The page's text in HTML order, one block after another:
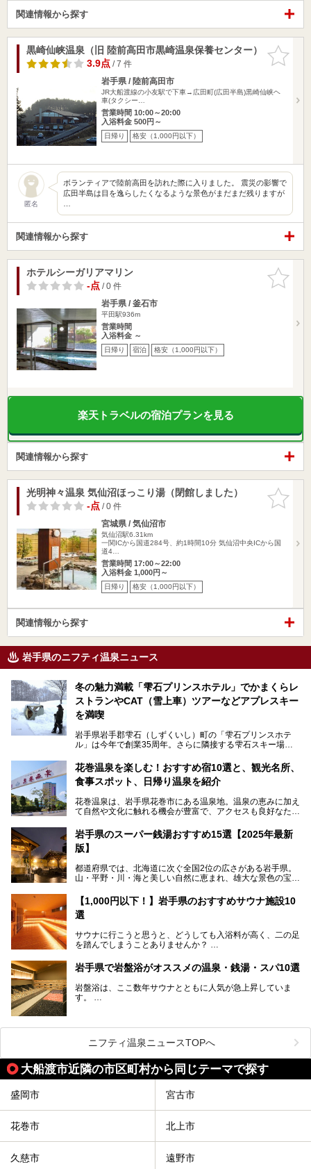
関連情報から探す
お気に入
りに追加
黒崎仙峡温泉（旧 陸前高田市黒崎温泉保養センター）
3.9点/ 7 件
岩手県 / 陸前高田市
JR大船渡線の小友駅で下車→広田町(広田半島)黒崎仙峡ヘ
車(タクシー…
営業時間 10:00～20:00
入浴料金 500円～
日帰り 格安（1,000円以下）
匿名
ボランティアで陸前高田を訪れた際に入りました。 震災の影響で
広田半島は目を逸らしたくなるような景色がまだまだ残りますが
関連情報から探す
お気に入
りに追加
ホテルシーガリアマリン
-点/ 0 件
岩手県 / 釜石市
平田駅936m
営業時間
入浴料金 ～
日帰り 宿泊 格安（1,000円以下）
楽天トラベルの宿泊プランを見る
関連情報から探す
お気に入
りに追加
光明神々温泉 気仙沼ほっこり湯（閉館しました）
-点/ 0 件
宮城県 / 気仙沼市
気仙沼駅6.31km
一関ICから国道284号、約1時間10分 気仙沼中央ICから国
道4…
営業時間 17:00～22:00
入浴料金 1,000円～
日帰り 格安（1,000円以下）
関連情報から探す
岩手県のニフティ温泉ニュース
冬の魅力満載「雫石プリンスホテル」でかまくらレ
ストランやCAT（雪上車）ツアーなどアプレスキー
を満喫
岩手県岩手郡雫石（しずくいし）町の「雫石プリンスホテ
ル」は今年で創業35周年。さらに隣接する雫石スキー場は
の後"）の充実をはかり、テーマをSNOW（雪）＋NOVA
（新星）で「SNØVA（スノーヴァ）」としました！
喫できるパウダースノーの雫石。というわけで、「雫石プリ
ンスホテル」にお出かけして楽しめるアクティビティや温泉
───
提供元：株式会社西武・プリンスホテルズワールドワイド
この記事は雫石プリンスホテルのPR記事です。
花巻温泉を楽しむ！おすすめ宿10選と、観光名所、
食事スポット、日帰り温泉を紹介
花巻温泉は、岩手県花巻市にある温泉地。温泉の恵みに加え
て自然や文化に触れる機会が豊富で、アクセスも良好なた
この記事では、花巻温泉の魅力、おすすめの宿・注目すべき
観光スポット・味わい深い食事処・気軽に立ち寄れる日帰り
花巻温泉での日常を忘れられる特別な体験を通じて、いつも
岩手県のスーパー銭湯おすすめ15選【2025年最新
版】
都道府県では、北海道に次ぐ全国2位の広さがある岩手県。
山・平野・川・海と美しい自然に恵まれ、雄大な景色の宝庫
三陸の魚介類などの岩手グルメは全国に知られていますね。
大自然に囲まれた岩手県には、温泉が多く湧き出していま
す。今回は、岩手県でおすすめのスーパー銭湯をご紹介しま
【1,000円以下！】岩手県のおすすめサウナ施設10
選
サウナに行こうと思うと、どうしても入浴料が高く、二の足
を踏んでしまうことありませんか？
そこで値段を抑えた格安でお風呂とサウナを満喫できる充実
の施設を紹介します！
サクッと、月何回もサウナを楽しみたい人にとってはピッタ
リの場所ばかりなんですよ。
岩手県で岩盤浴がオススメの温泉・銭湯・スパ10選
岩盤浴は、ここ数年サウナとともに人気が急上昇していま
す。
今回は、岩手県でおすすめの温泉、銭湯、スパにある岩盤浴
を紹介します！
温度も低めなので、暑いのが苦手な人でも大満足な施設です
ニフティ温泉ニュースTOPへ
大船渡市近隣の市区町村から同じテーマで探す
盛岡市 宮古市
花巻市 北上市
久慈市 遠野市